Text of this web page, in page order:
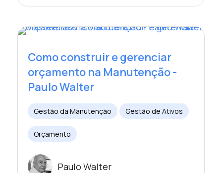
Como construir e gerenciar
orçamento na Manutenção -
Paulo Walter
Gestão da Manutenção Gestão de Ativos
Orçamento
Paulo Walter